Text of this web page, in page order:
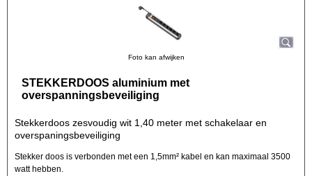
Foto kan afwijken
STEKKERDOOS aluminium met
overspanningsbeveiliging
Stekkerdoos zesvoudig wit 1,40 meter met schakelaar en
overspaningsbeveiliging
Stekker doos is verbonden met een 1,5mm² kabel en kan maximaal 3500
watt hebben.